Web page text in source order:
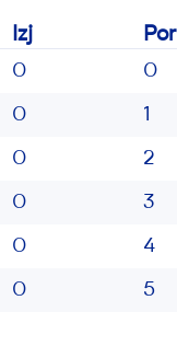
Izj Por
0 0
0 1
0 2
0 3
0 4
0 5